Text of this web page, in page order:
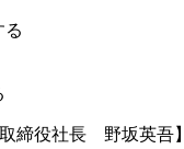
締役社長 野坂英吾】